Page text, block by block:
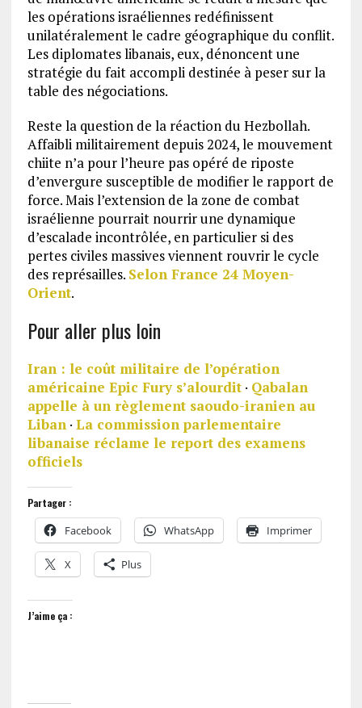
les opérations israéliennes redéfinissent
unilatéralement le cadre géographique du conflit.
Les diplomates libanais, eux, dénoncent une
stratégie du fait accompli destinée à peser sur la
table des négociations.
Reste la question de la réaction du Hezbollah.
Affaibli militairement depuis 2024, le mouvement
chiite n’a pour l’heure pas opéré de riposte
d’envergure susceptible de modifier le rapport de
force. Mais l’extension de la zone de combat
israélienne pourrait nourrir une dynamique
d’escalade incontrôlée, en particulier si des
pertes civiles massives viennent rouvrir le cycle
des représailles. Selon France 24 Moyen-
Orient.
Pour aller plus loin
Iran : le coût militaire de l’opération
américaine Epic Fury s’alourdit· Qabalan
appelle à un règlement saoudo-iranien au
Liban· La commission parlementaire
libanaise réclame le report des examens
officiels
Partager :
Facebook WhatsApp Imprimer
X Plus
J’aime ça :